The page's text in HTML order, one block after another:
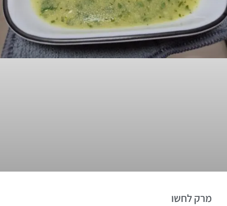
מרק לחשו